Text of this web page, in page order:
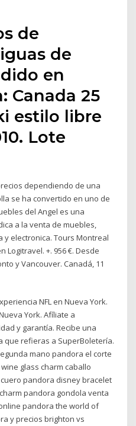
de
de
en
Canada 25
estilo libre
Lote
dependiendo de una
se ha convertido en uno de
del Angel es una
a la venta de muebles,
y electronica. Tours Montreal
Logitravel. +. 956 €. Desde
y Vancouver. Canadá, 11
NFL en Nueva York.
York. Afíliate a
y garantía. Recibe una
que refieras a SuperBoletería.
mano pandora el corte
glass charm caballo
pandora disney bracelet
pandora gondola venta
pandora the world of
y precios brighton vs